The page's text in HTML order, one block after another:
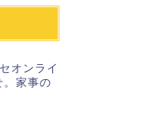
オンライ
。家事の